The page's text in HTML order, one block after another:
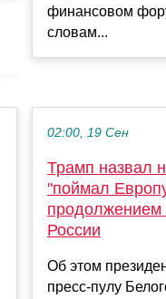
финансовом
словам...
02:00, 19 Сен
Трамп назвал
"поймал
продолжением
России
Об этом
пресс-пулу